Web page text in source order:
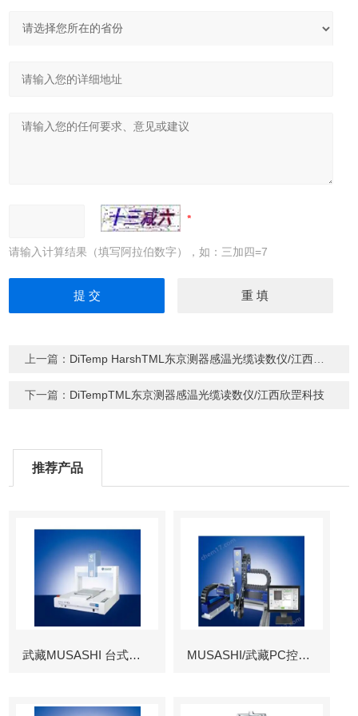
请输入计算结果（填写阿拉伯数字），如：三加四=7
上一篇： DiTemp HarshTML东京测器感温光缆读数仪/江西欣罡科技
下一篇： DiTempTML东京测器感温光缆读数仪/江西欣罡科技
推荐产品
武藏MUSASHI 台式涂布机械臂 MUSASHI/武藏PC控制图像识别机械臂